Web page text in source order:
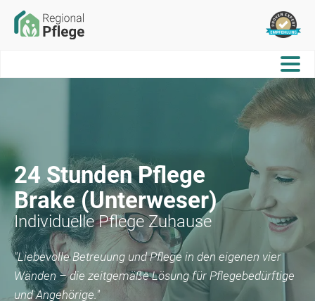
24 Stunden Pflege
Brake (Unterweser)
Individuelle Pflege Zuhause
"Liebevolle Betreuung und Pflege in den eigenen vier
Wänden – die zeitgemäße Lösung für Pflegebedürftige
und Angehörige."